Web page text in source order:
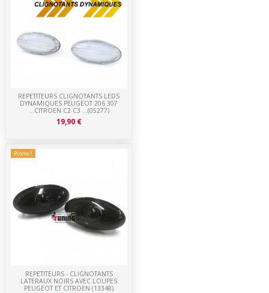
Promo !
REPETITEURS - CLIGNOTANTS
LATERAUX NOIRS AVEC LOUPES
PEUGEOT ET CITROEN (13348)
REPETITEURS CLIGNOTANTS LEDS
DYNAMIQUES PEUGEOT 206 307
...CITROEN C2 C3 ...(05277)
19,90 €